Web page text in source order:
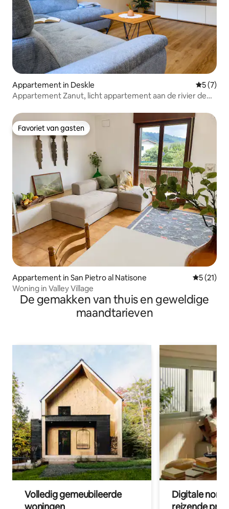
Appartement in Deskle
5 (7)
Appartement Zanut, licht appartement aan de rivier de
Favoriet van gasten
Favoriet van gasten
Appartement in San Pietro al Natisone
5 (21)
Woning in Valley Village
De gemakken van thuis en geweldige
maandtarieven
Volledig gemeubileerde
Digitale